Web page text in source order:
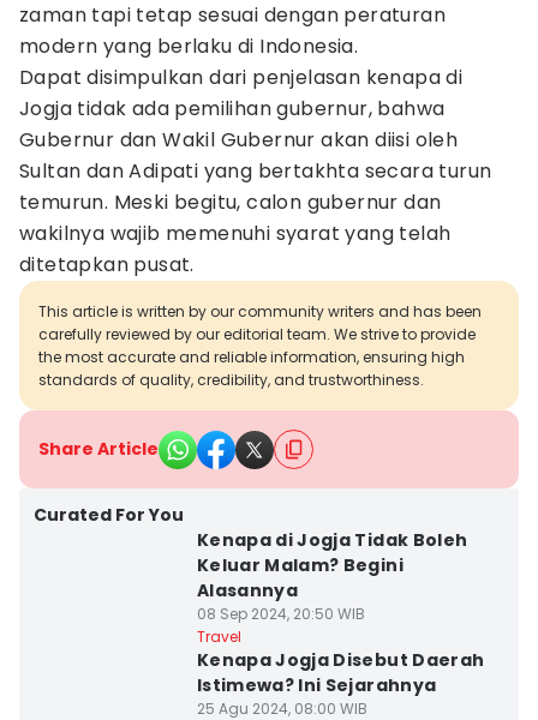
zaman tapi tetap sesuai dengan peraturan
modern yang berlaku di Indonesia.
Dapat disimpulkan dari penjelasan kenapa di
Jogja tidak ada pemilihan gubernur, bahwa
Gubernur dan Wakil Gubernur akan diisi oleh
Sultan dan Adipati yang bertakhta secara turun
temurun. Meski begitu, calon gubernur dan
wakilnya wajib memenuhi syarat yang telah
ditetapkan pusat.
This article is written by our community writers and has been
carefully reviewed by our editorial team. We strive to provide
the most accurate and reliable information, ensuring high
standards of quality, credibility, and trustworthiness.
Share Article
Curated For You
Kenapa di Jogja Tidak Boleh
Keluar Malam? Begini
Alasannya
08 Sep 2024, 20:50 WIB
Travel
Kenapa Jogja Disebut Daerah
Istimewa? Ini Sejarahnya
25 Agu 2024, 08:00 WIB